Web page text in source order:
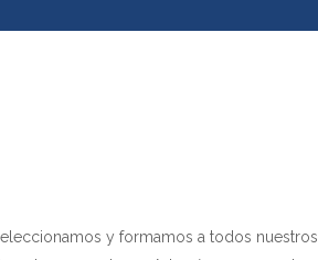
y formamos a todos nuestros